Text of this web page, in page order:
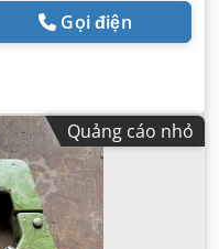
Gọi điện
Quảng cáo nhỏ